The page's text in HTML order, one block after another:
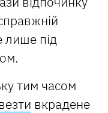
лише під
тим часом
вкрадене